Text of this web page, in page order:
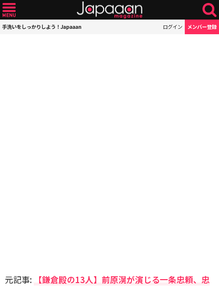
手洗いをしっかりしよう！Japaaan ログイン メンバー登録
元記事: 【鎌倉殿の13人】前原滉が演じる一条忠頼、忠